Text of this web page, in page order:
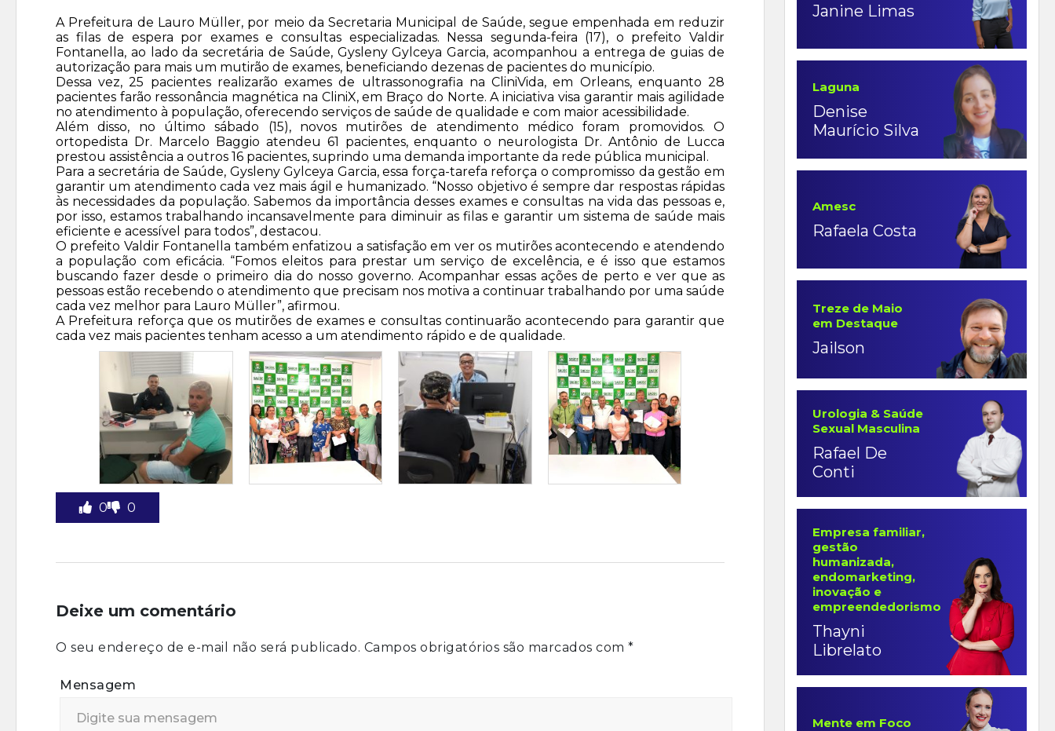
A Prefeitura de Lauro Müller, por meio da Secretaria Municipal de Saúde, segue empenhada em reduzir
as filas de espera por exames e consultas especializadas. Nessa segunda-feira (17), o prefeito Valdir
Fontanella, ao lado da secretária de Saúde, Gysleny Gylceya Garcia, acompanhou a entrega de guias de
autorização para mais um mutirão de exames, beneficiando dezenas de pacientes do município.
Dessa vez, 25 pacientes realizarão exames de ultrassonografia na CliniVida, em Orleans, enquanto 28
pacientes farão ressonância magnética na CliniX, em Braço do Norte. A iniciativa visa garantir mais agilidade
no atendimento à população, oferecendo serviços de saúde de qualidade e com maior acessibilidade.
Além disso, no último sábado (15), novos mutirões de atendimento médico foram promovidos. O
ortopedista Dr. Marcelo Baggio atendeu 61 pacientes, enquanto o neurologista Dr. Antônio de Lucca
prestou assistência a outros 16 pacientes, suprindo uma demanda importante da rede pública municipal.
Para a secretária de Saúde, Gysleny Gylceya Garcia, essa força-tarefa reforça o compromisso da gestão em
garantir um atendimento cada vez mais ágil e humanizado. “Nosso objetivo é sempre dar respostas rápidas
às necessidades da população. Sabemos da importância desses exames e consultas na vida das pessoas e,
por isso, estamos trabalhando incansavelmente para diminuir as filas e garantir um sistema de saúde mais
eficiente e acessível para todos”, destacou.
O prefeito Valdir Fontanella também enfatizou a satisfação em ver os mutirões acontecendo e atendendo
a população com eficácia. “Fomos eleitos para prestar um serviço de excelência, e é isso que estamos
buscando fazer desde o primeiro dia do nosso governo. Acompanhar essas ações de perto e ver que as
pessoas estão recebendo o atendimento que precisam nos motiva a continuar trabalhando por uma saúde
cada vez melhor para Lauro Müller”, afirmou.
A Prefeitura reforça que os mutirões de exames e consultas continuarão acontecendo para garantir que
cada vez mais pacientes tenham acesso a um atendimento rápido e de qualidade.
0 0
Deixe um comentário
O seu endereço de e-mail não será publicado. Campos obrigatórios são marcados com *
Mensagem
Janine Limas
Laguna
Denise
Maurício Silva
Amesc
Rafaela Costa
Treze de Maio
em Destaque
Jailson
Urologia & Saúde
Sexual Masculina
Rafael De
Conti
Empresa familiar,
gestão
humanizada,
endomarketing,
inovação e
empreendedorismo
Thayni
Librelato
Mente em Foco